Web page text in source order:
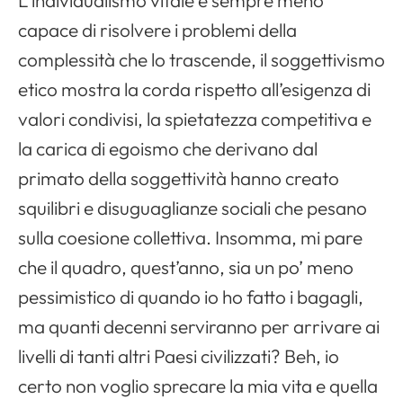
capace di risolvere i problemi della
complessità che lo trascende, il soggettivismo
etico mostra la corda rispetto all’esigenza di
valori condivisi, la spietatezza competitiva e
la carica di egoismo che derivano dal
primato della soggettività hanno creato
squilibri e disuguaglianze sociali che pesano
sulla coesione collettiva. Insomma, mi pare
che il quadro, quest’anno, sia un po’ meno
pessimistico di quando io ho fatto i bagagli,
ma quanti decenni serviranno per arrivare ai
livelli di tanti altri Paesi civilizzati? Beh, io
certo non voglio sprecare la mia vita e quella
Apri il menu di navigazione